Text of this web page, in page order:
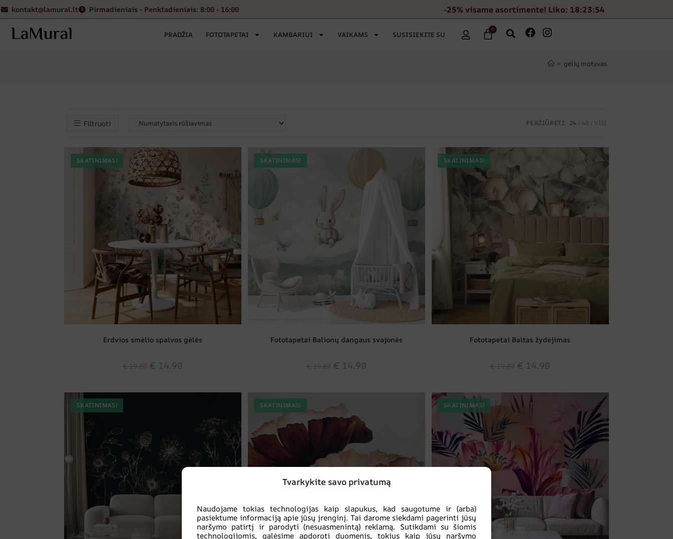
Tvarkykite savo privatumą
Naudojame tokias technologijas kaip slapukus, kad saugotume ir (arba)
pasiektume informaciją apie jūsų įrenginį. Tai darome siekdami pagerinti jūsų
naršymo patirtį ir parodyti (nesuasmenintą) reklamą. Sutikdami su šiomis
technologijomis, galėsime apdoroti duomenis, tokius kaip jūsų naršymo
kontakt@lamural.lt Pirmadieniais - Penktadieniais: 8:00 - 16:00 -25% visame asortimente! Liko: 18:23:53
PRADŽIA FOTOTAPETAI KAMBARIUI VAIKAMS SUSISIEKITE SU
0
> gėlių motyvas
Filtruoti PERŽIŪRĖTI: 24 48 VISI
SKATINIMAS!
Erdvios smėlio spalvos gėlės
€ 14.90
SKATINIMAS!
Fototapetai Balionų dangaus svajonės
€ 14.90
SKATINIMAS!
Fototapetai Baltas žydėjimas
€ 14.90
SKATINIMAS! SKATINIMAS! SKATINIMAS!